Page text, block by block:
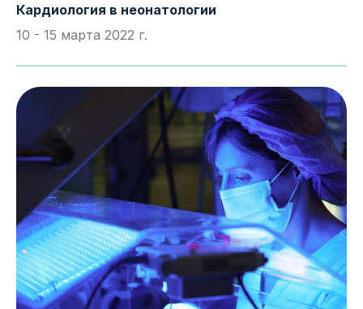
Кардиология в неонатологии
10 - 15 марта 2022 г.